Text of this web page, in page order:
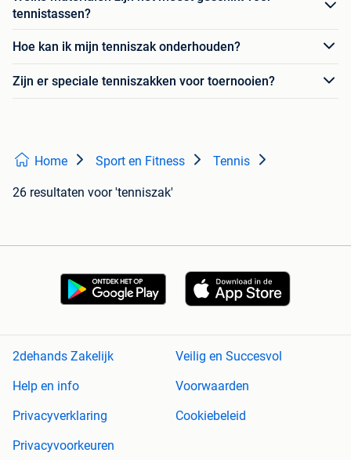
tennistassen?
Hoe kan ik mijn tenniszak onderhouden?
Zijn er speciale tenniszakken voor toernooien?
Home Sport en Fitness Tennis
26 resultaten voor 'tenniszak'
2dehands Zakelijk
Veilig en Succesvol
Help en info
Voorwaarden
Privacyverklaring
Cookiebeleid
Privacyvoorkeuren